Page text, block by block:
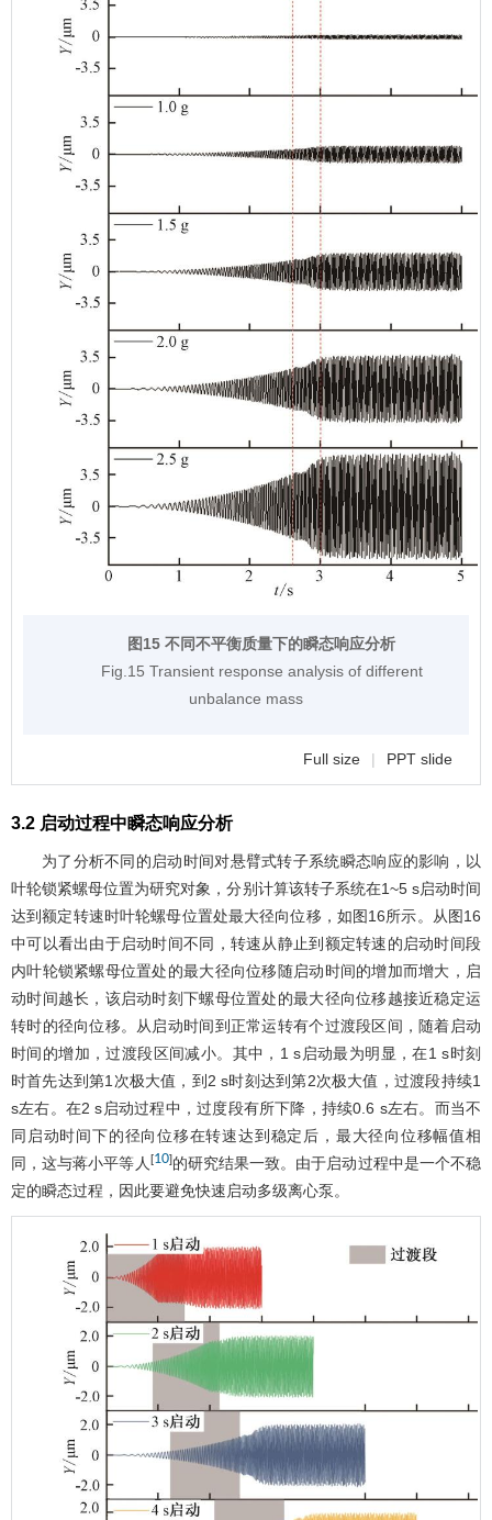
图15 不同不平衡质量下的瞬态响应分析
Fig.15 Transient response analysis of different
unbalance mass
Full size | PPT slide
3.2 启动过程中瞬态响应分析
为了分析不同的启动时间对悬臂式转子系统瞬态响应的影响，以
叶轮锁紧螺母位置为研究对象，分别计算该转子系统在1~5 s启动时间
达到额定转速时叶轮螺母位置处最大径向位移，如图16所示。从 图16
中可以看出由于启动时间不同，转速从静止到额定转速的启动时间段
内叶轮锁紧螺母位置处的最大径向位移随启动时间的增加而增大，启
动时间越长，该启动时刻下螺母位置处的最大径向位移越接近稳定运
转时的径向位移。从启动时间到正常运转有个过渡段区间，随着启动
时间的增加，过渡段区间减小。其中，1 s启动最为明显，在1 s时刻
时首先达到第1次极大值，到2 s时刻达到第2次极大值，过渡段持续1
s左右。在2 s启动过程中，过度段有所下降，持续0.6 s左右。而当不
同启动时间下的径向位移在转速达到稳定后，最大径向位移幅值相
同，这与蒋小平等人 [10]的研究结果一致。由于启动过程中是一个不稳
定的瞬态过程，因此要避免快速启动多级离心泵。